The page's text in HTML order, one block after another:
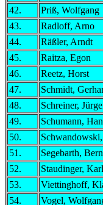
42.
Priß, Wolfgang
43.
Radloff, Arno
44.
Räßler, Arndt
45.
Raitza, Egon
46.
Reetz, Horst
47.
Schmidt,
48.
Schreiner,
49.
Schumann,
50.
51.
Segebarth,
52.
Staudinger, Karl
53.
Viettinghoff,
54.
Vogel,